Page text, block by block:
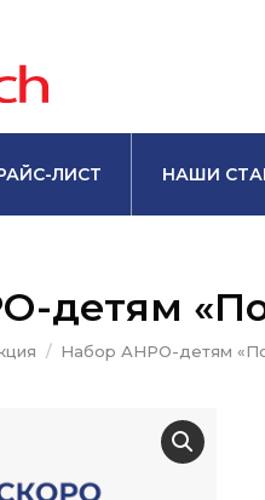
ЛИСТ НАШИ
детям
Набор АНРО-детям